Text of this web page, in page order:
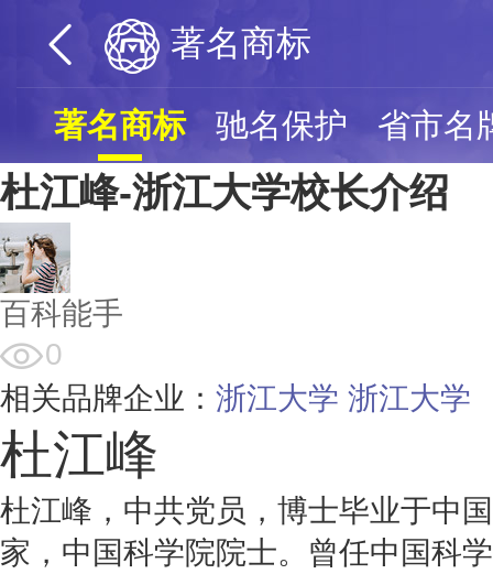
著名商标
著名商标 驰名保护 省市名
杜江峰-浙江大学校长介绍
百科能手
0
相关品牌企业： 浙江大学 浙江大学
杜江峰
杜江峰，中共党员，博士毕业于中
家，中国科学院院士。曾任中国科